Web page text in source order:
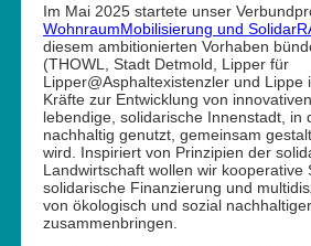
Im Mai 2025 startete unser
WohnraumMobilisierung und
diesem ambitionierten Vorhaben
(THOWL, Stadt Detmold, Lipper für
Lipper@Asphaltexistenzler und Lippe
Kräfte zur Entwicklung von
lebendige, solidarische Innenstadt, in
nachhaltig genutzt, gemeinsam
wird. Inspiriert von Prinzipien der
Landwirtschaft wollen wir kooperative
solidarische Finanzierung und
von ökologisch und sozial
zusammenbringen.